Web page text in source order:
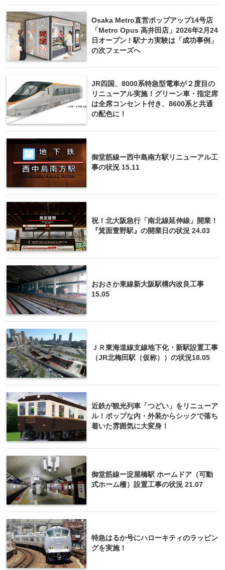
Osaka Metro直営ポップアップ14号店
「Metro Opus 高井田店」2026年2月24
日オープン ! 駅ナカ実験は「成功事例」
の次フェーズへ
JR四国、8000系特急型電車が２度目の
リニューアル実施！グリーン車・指定席
は全席コンセント付き、8600系と共通
の配色に！
御堂筋線ー西中島南方駅リニューアル工
事の状況 15.11
祝！北大阪急行「南北線延伸線」開業！
『箕面萱野駅』の開業日の状況 24.03
おおさか東線新大阪駅構内改良工事
15.05
ＪＲ東海道線支線地下化・新駅設置工事
（JR北梅田駅（仮称））の状況18.05
近鉄が観光列車「つどい」をリニューア
ル！ポップな内・外装からシックで落ち
着いた雰囲気に大変身！
御堂筋線ー淀屋橋駅 ホームドア（可動
式ホーム柵）設置工事の状況 21.07
特急はるか号にハローキティのラッピン
グを実施！